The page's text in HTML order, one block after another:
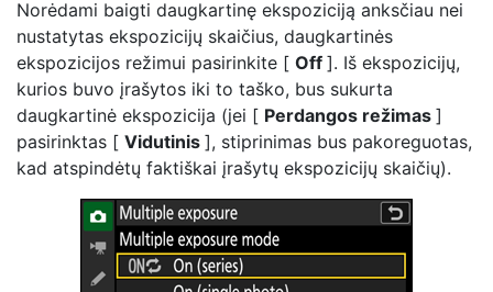
Norėdami baigti daugkartinę ekspoziciją anksčiau nei
nustatytas ekspozicijų skaičius, daugkartinės
ekspozicijos režimui pasirinkite [ Off ]. Iš ekspozicijų,
kurios buvo įrašytos iki to taško, bus sukurta
daugkartinė ekspozicija (jei [ Perdangos režimas ]
pasirinktas [ Vidutinis ], stiprinimas bus pakoreguotas,
kad atspindėtų faktiškai įrašytų ekspozicijų skaičių).